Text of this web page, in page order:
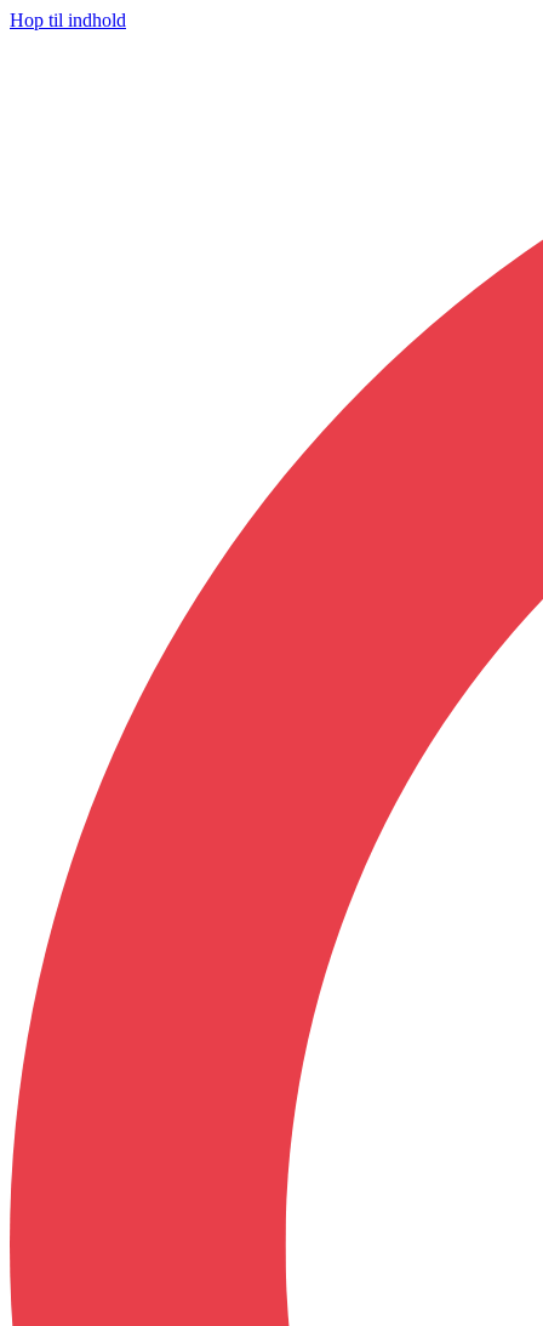
Hop til indhold